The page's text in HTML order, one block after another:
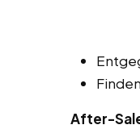
After-